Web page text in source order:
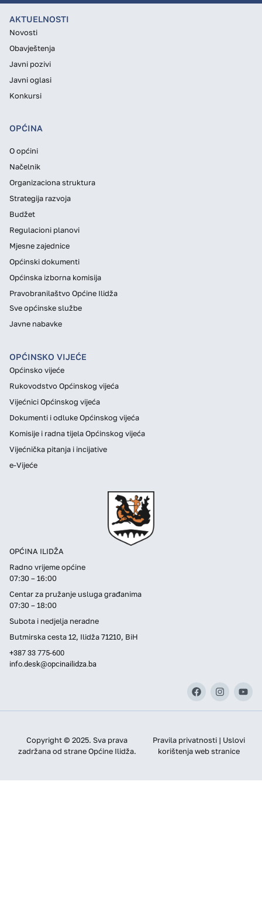
OPĆINA ILIDŽA
Radno vrijeme općine
07:30 – 16:00
Centar za pružanje usluga građanima
07:30 – 18:00
Subota i nedjelja neradne
Butmirska cesta 12, Ilidža 71210, BiH
+387 33 775-600
info.desk@opcinailidza.ba
AKTUELNOSTI
Novosti
Obavještenja
Javni pozivi
Javni oglasi
Konkursi
OPĆINA
O općini
Načelnik
Organizaciona struktura
Strategija razvoja
Budžet
Regulacioni planovi
Mjesne zajednice
Općinski dokumenti
Općinska izborna komisija
Pravobranilaštvo Općine Ilidža
Sve općinske službe
Javne nabavke
OPĆINSKO VIJEĆE
Općinsko vijeće
Rukovodstvo Općinskog vijeća
Vijećnici Općinskog vijeća
Dokumenti i odluke Općinskog vijeća
Komisije i radna tijela Općinskog vijeća
Vijećnička pitanja i incijative
e-Vijeće
Copyright © 2025. Sva prava
zadržana od strane Općine Ilidža.
Pravila privatnosti | Uslovi
korištenja web stranice